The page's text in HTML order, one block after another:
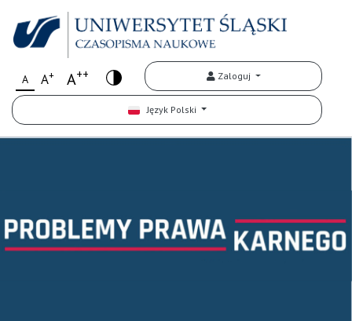
A A+ A++ Zaloguj
Język Polski